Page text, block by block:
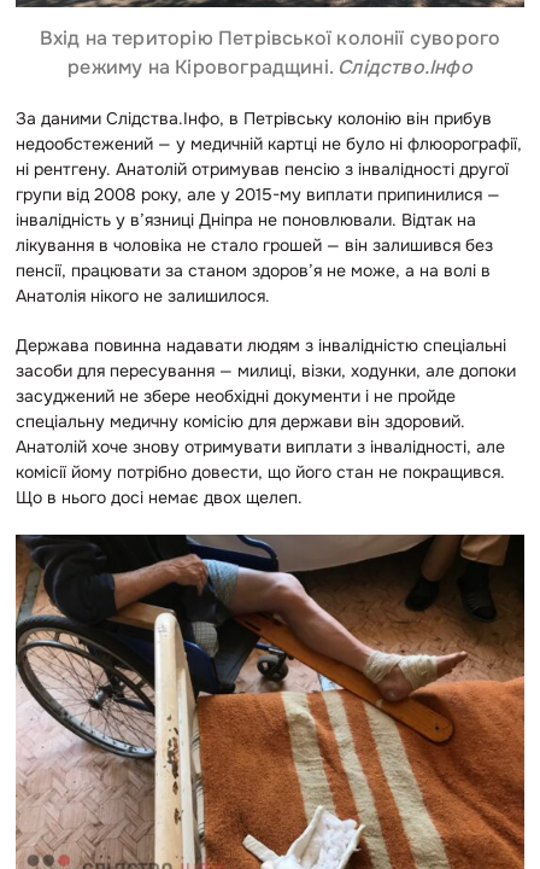
Вхід на територію Петрівської колонії суворого
режиму на Кіровоградщині. Слідство.Інфо
За даними Слідства.Інфо, в Петрівську колонію він прибув
недообстежений — у медичній картці не було ні флюорографії,
ні рентгену. Анатолій отримував пенсію з інвалідності другої
групи від 2008 року, але у 2015-му виплати припинилися —
інвалідність у в’язниці Дніпра не поновлювали. Відтак на
лікування в чоловіка не стало грошей — він залишився без
пенсії, працювати за станом здоров’я не може, а на волі в
Анатолія нікого не залишилося.
Держава повинна надавати людям з інвалідністю спеціальні
засоби для пересування — милиці, візки, ходунки, але допоки
засуджений не збере необхідні документи і не пройде
спеціальну медичну комісію для держави він здоровий.
Анатолій хоче знову отримувати виплати з інвалідності, але
комісії йому потрібно довести, що його стан не покращився.
Що в нього досі немає двох щелеп.